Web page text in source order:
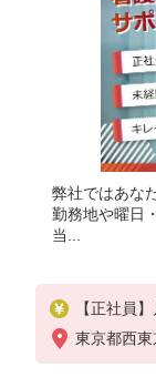
弊社ではあな
勤務地や曜日
当...
【正社員
・基本給：
・資格手当
東京都西東